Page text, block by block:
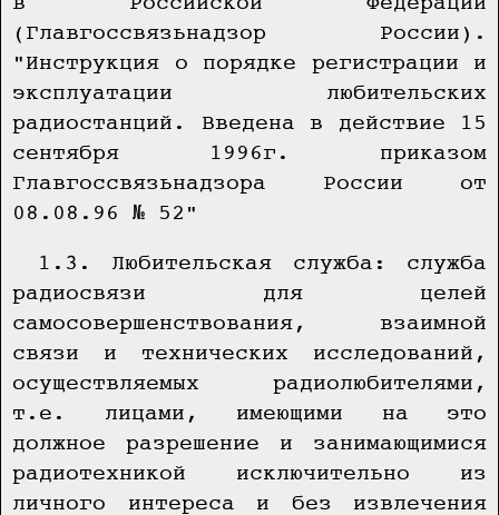
в Российской Федерации
(Главгоссвязьнадзор России).
"Инструкция о порядке регистрации и
эксплуатации любительских
радиостанций. Введена в действие 15
сентября 1996г. приказом
Главгоссвязьнадзора России от
08.08.96 № 52"
1.3. Любительская служба: служба
радиосвязи для целей
самосовершенствования, взаимной
связи и технических исследований,
осуществляемых радиолюбителями,
т.е. лицами, имеющими на это
должное разрешение и занимающимися
радиотехникой исключительно из
личного интереса и без извлечения